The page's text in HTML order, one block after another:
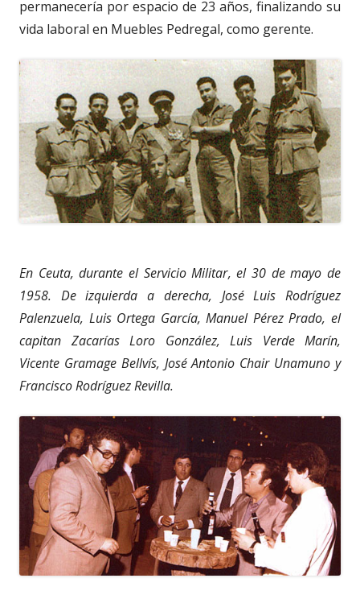
permanecería por espacio de 23 años, finalizando su
vida laboral en Muebles Pedregal, como gerente.
En Ceuta, durante el Servicio Militar, el 30 de mayo de
1958. De izquierda a derecha, José Luis Rodríguez
Palenzuela, Luis Ortega García, Manuel Pérez Prado, el
capitan Zacarías Loro González, Luis Verde Marín,
Vicente Gramage Bellvís, José Antonio Chair Unamuno y
Francisco Rodríguez Revilla.